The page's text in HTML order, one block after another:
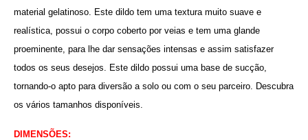
material gelatinoso. Este dildo tem uma textura muito suave e
realística, possui o corpo coberto por veias e tem uma glande
proeminente, para lhe dar sensações intensas e assim satisfazer
todos os seus desejos. Este dildo possui uma base de sucção,
tornando-o apto para diversão a solo ou com o seu parceiro. Descubra
os vários tamanhos disponíveis.
DIMENSÕES: